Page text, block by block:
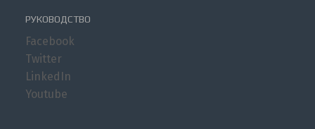
РУКОВОДСТВО
Facebook
Twitter
LinkedIn
Youtube